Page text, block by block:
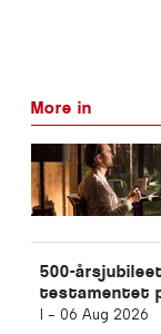
More in
500-
testamentet
I - 06 Aug 2026